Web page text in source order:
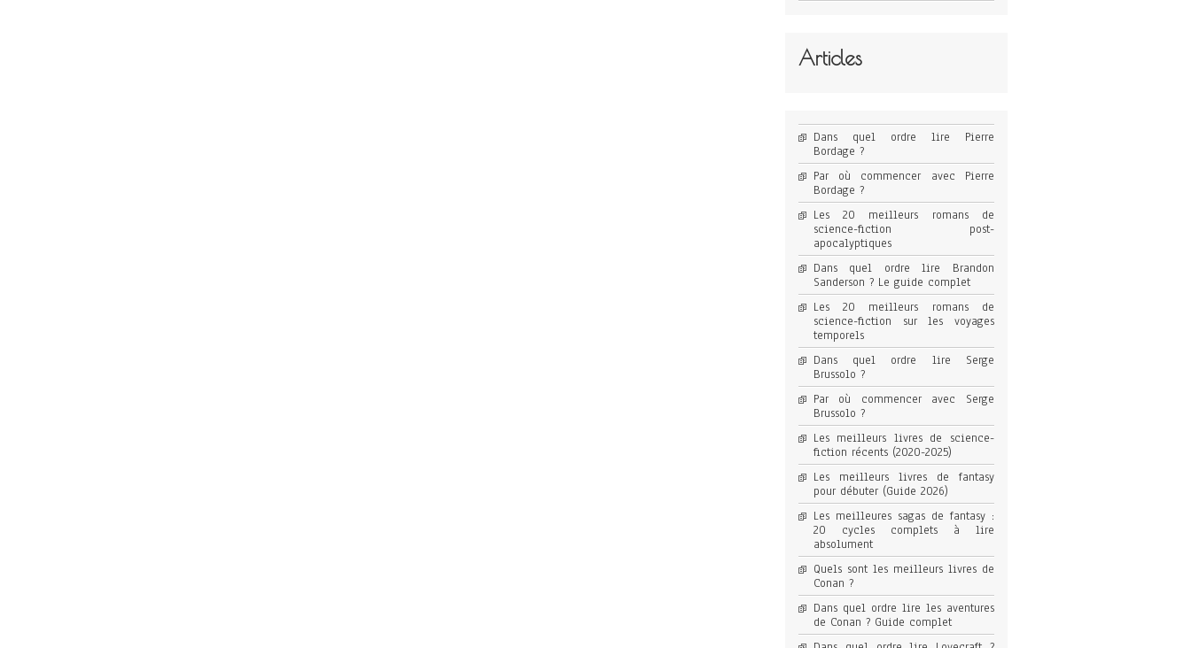
Articles
Dans quel ordre lire Pierre
Bordage ?
Par où commencer avec Pierre
Bordage ?
Les 20 meilleurs romans de
science-fiction post-
apocalyptiques
Dans quel ordre lire Brandon
Sanderson ? Le guide complet
Les 20 meilleurs romans de
science-fiction sur les voyages
temporels
Dans quel ordre lire Serge
Brussolo ?
Par où commencer avec Serge
Brussolo ?
Les meilleurs livres de science-
fiction récents (2020-2025)
Les meilleurs livres de fantasy
pour débuter (Guide 2026)
Les meilleures sagas de fantasy :
20 cycles complets à lire
absolument
Quels sont les meilleurs livres de
Conan ?
Dans quel ordre lire les aventures
de Conan ? Guide complet